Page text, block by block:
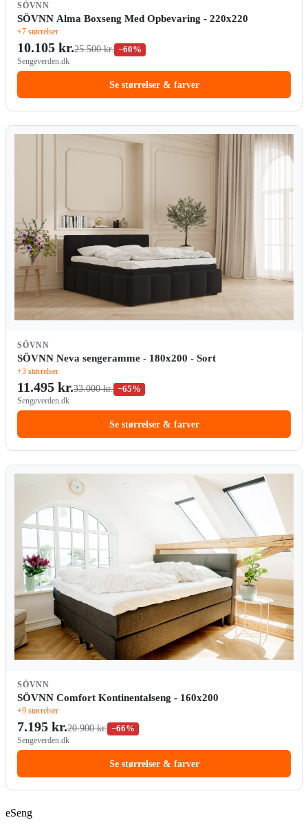
SÖVNN
SÖVNN Alma Boxseng Med Opbevaring - 220x220
+7 størrelser
10.105 kr.25.500 kr. −60%
Sengeverden.dk
Se størrelser & farver
SÖVNN
SÖVNN Neva sengeramme - 180x200 - Sort
+3 størrelser
11.495 kr.33.000 kr. −65%
Sengeverden.dk
Se størrelser & farver
SÖVNN
SÖVNN Comfort Kontinentalseng - 160x200
+9 størrelser
7.195 kr.20.900 kr. −66%
Sengeverden.dk
Se størrelser & farver
eSeng